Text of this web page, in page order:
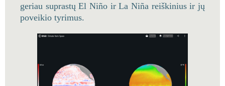
geriau suprastų El Niño ir La Niña reiškinius ir jų
poveikio tyrimus.